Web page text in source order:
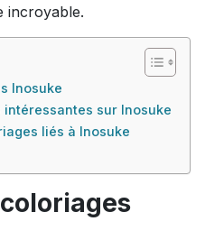
incroyable.
Inosuke
sur Inosuke
liés à Inosuke